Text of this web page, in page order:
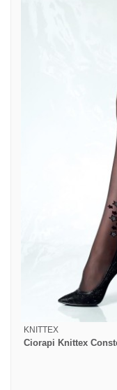
KNITTEX
Ciorapi Knittex